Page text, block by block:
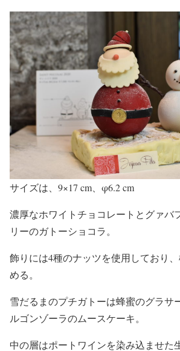
サイズは、9×17 cm、φ6.2 cm
濃厚なホワイトチョコレートとグァバ
リーのガトーショコラ。
飾りには4種のナッツを使用しており
める。
雪だるまのプチガトーは蜂蜜のグラサ
ルゴンゾーラのムースケーキ。
中の層はポートワインを染み込ませた